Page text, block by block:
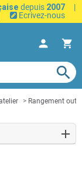
depuis 2007
|
Ecrivez-nous
person shopping_cart
search
Rangement